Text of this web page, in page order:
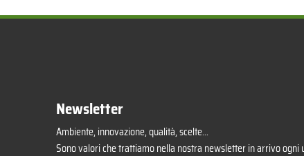
Newsletter
Ambiente, innovazione, qualità, scelte...
Sono valori che trattiamo nella nostra newsletter in arrivo ogni